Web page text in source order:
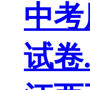
中
试卷